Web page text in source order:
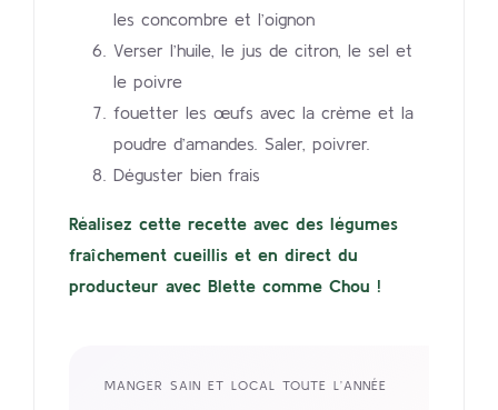
les concombre et l’oignon
Verser l’huile, le jus de citron, le sel et
le poivre
fouetter les œufs avec la crème et la
poudre d’amandes. Saler, poivrer.
Déguster bien frais
Réalisez cette recette avec des légumes
fraîchement cueillis et en direct du
producteur avec Blette comme Chou !
MANGER SAIN ET LOCAL TOUTE L’ANNÉE